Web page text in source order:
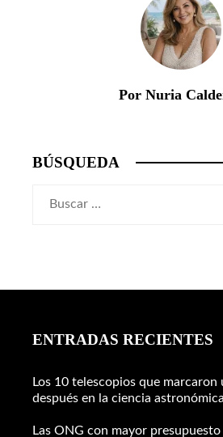
Por Nuria
BÚSQUEDA
ENTRADAS RECIENTES
Los 10 telescopios que marcaron
después en la ciencia astronómica
Las ONG con mayor